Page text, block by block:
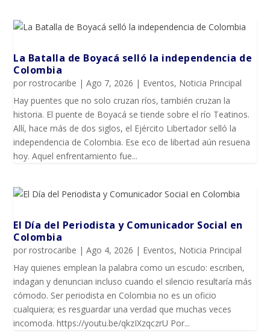
La Batalla de Boyacá selló la independencia de
Colombia
porrostrocaribe |Ago 7, 2026 | Eventos, Noticia Principal
Hay puentes que no solo cruzan ríos, también cruzan la
historia. El puente de Boyacá se tiende sobre el río Teatinos.
Allí, hace más de dos siglos, el Ejército Libertador selló la
independencia de Colombia. Ese eco de libertad aún resuena
hoy. Aquel enfrentamiento fue...
El Día del Periodista y Comunicador SociaI en
Colombia
porrostrocaribe |Ago 4, 2026 | Eventos, Noticia Principal
Hay quienes emplean la palabra como un escudo: escriben,
indagan y denuncian incluso cuando el silencio resultaría más
cómodo. Ser periodista en Colombia no es un oficio
cualquiera; es resguardar una verdad que muchas veces
incomoda. https://youtu.be/qkzIXzqczrU Por...